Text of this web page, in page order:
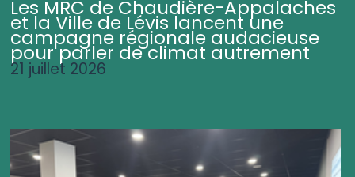
Les MRC de Chaudière-Appalaches
et la Ville de Lévis lancent une
campagne régionale audacieuse
pour parler de climat autrement
21 juillet 2026